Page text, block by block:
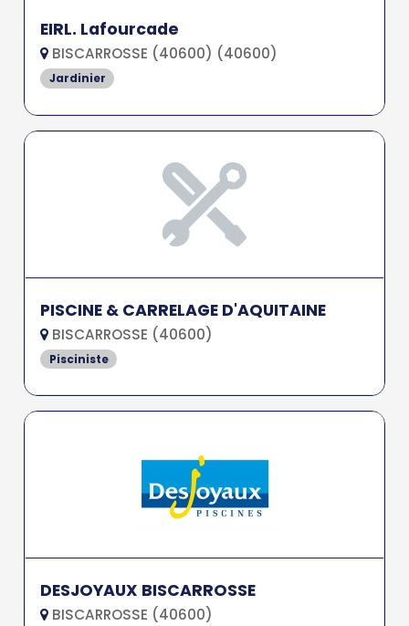
EIRL. Lafourcade
BISCARROSSE (40600) (40600)
Jardinier
PISCINE & CARRELAGE D'AQUITAINE
BISCARROSSE (40600)
Pisciniste
DESJOYAUX BISCARROSSE
BISCARROSSE (40600)